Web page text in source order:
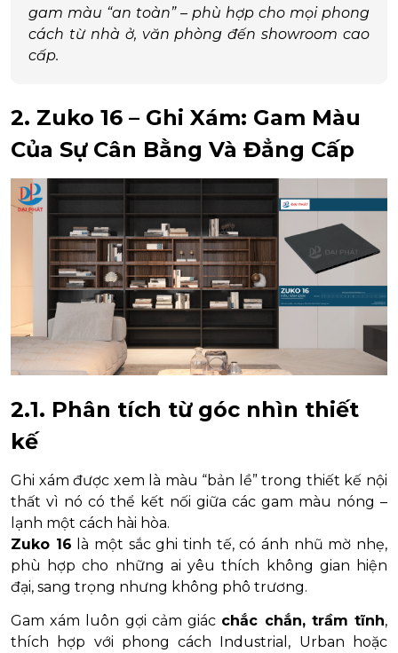
gam màu “an toàn” – phù hợp cho mọi phong
cách từ nhà ở, văn phòng đến showroom cao
cấp.
2. Zuko 16 – Ghi Xám: Gam Màu
Của Sự Cân Bằng Và Đẳng Cấp
2.1. Phân tích từ góc nhìn thiết
kế
Ghi xám được xem là màu “bản lề” trong thiết kế nội
thất vì nó có thể kết nối giữa các gam màu nóng –
lạnh một cách hài hòa.
Zuko 16 là một sắc ghi tinh tế, có ánh nhũ mờ nhẹ,
phù hợp cho những ai yêu thích không gian hiện
đại, sang trọng nhưng không phô trương.
Gam xám luôn gợi cảm giác chắc chắn, trầm tĩnh,
thích hợp với phong cách Industrial, Urban hoặc